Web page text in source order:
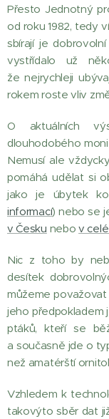
Přesto Jednotný
od roku 1982, tedy
sbírají je
vystřídalo už
že nejrychleji
rokem roste vliv
O aktuálních
dlouhodobého
Nemusí ale
pomáhá udělat si
jako je úbytek
informací) nebo se
v Česku nebov
Nic z toho by
desítek
můžeme
jeho předpokladem
ptáků, kteří se
a současně jde o
než amatérští
Vzhledem k
takovýto sběr dat